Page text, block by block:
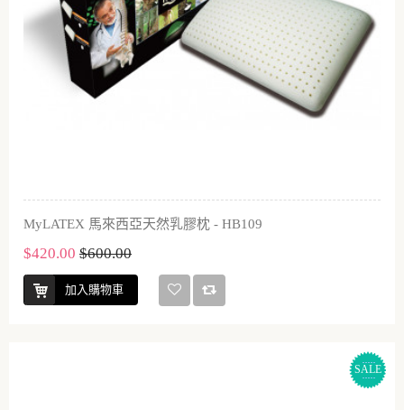
MyLATEX 馬來西亞天然乳膠枕 - HB109
$420.00 $600.00
加入購物車
SALE